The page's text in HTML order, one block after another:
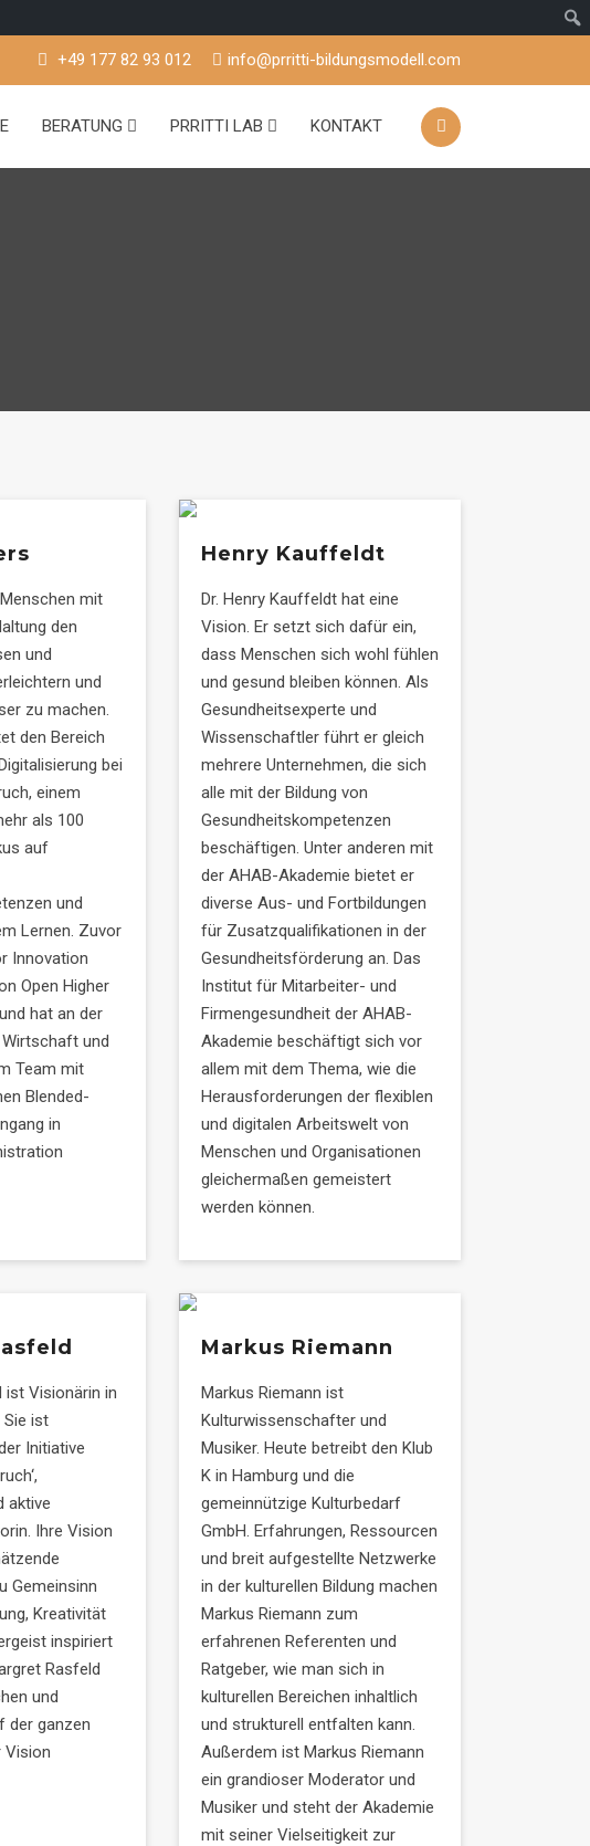
+49 177 82 93 012 info@prritti-bildungsmodell.com
BERATUNG PRRITTI LAB KONTAKT
mit
den
und
und
zu machen.
den Bereich
bei
einem
als 100
auf
und
Lernen. Zuvor
Innovation
Open Higher
hat an der
und
Team mit
Blended-
in
Henry Kauffeldt
Dr. Henry Kauffeldt hat eine
Vision. Er setzt sich dafür ein,
dass Menschen sich wohl fühlen
und gesund bleiben können. Als
Gesundheitsexperte und
Wissenschaftler führt er gleich
mehrere Unternehmen, die sich
alle mit der Bildung von
Gesundheitskompetenzen
beschäftigen. Unter anderen mit
der AHAB-Akademie bietet er
diverse Aus- und Fortbildungen
für Zusatzqualifikationen in der
Gesundheitsförderung an. Das
Institut für Mitarbeiter- und
Firmengesundheit der AHAB-
Akademie beschäftigt sich vor
allem mit dem Thema, wie die
Herausforderungen der flexiblen
und digitalen Arbeitswelt von
Menschen und Organisationen
gleichermaßen gemeistert
werden können.
ist Visionärin in
Sie ist
Initiative
aktive
Ihre Vision
Gemeinsinn
Kreativität
inspiriert
Rasfeld
und
der ganzen
Vision
Markus Riemann
Markus Riemann ist
Kulturwissenschafter und
Musiker. Heute betreibt den Klub
K in Hamburg und die
gemeinnützige Kulturbedarf
GmbH. Erfahrungen, Ressourcen
und breit aufgestellte Netzwerke
in der kulturellen Bildung machen
Markus Riemann zum
erfahrenen Referenten und
Ratgeber, wie man sich in
kulturellen Bereichen inhaltlich
und strukturell entfalten kann.
Außerdem ist Markus Riemann
ein grandioser Moderator und
Musiker und steht der Akademie
mit seiner Vielseitigkeit zur